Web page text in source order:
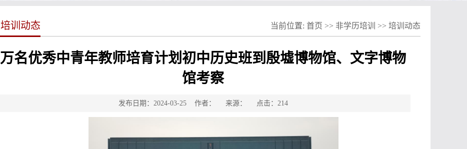
培训动态 当前位置: 首页 >> 非学历培训 >> 培训动态
万名优秀中青年教师培育计划初中历史班到殷墟博物馆、文字博物
馆考察
发布日期：2024-03-25 作者： 来源： 点击： 214